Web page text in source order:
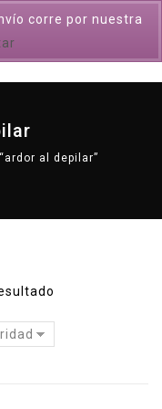
al depilar”
corre por nuestra